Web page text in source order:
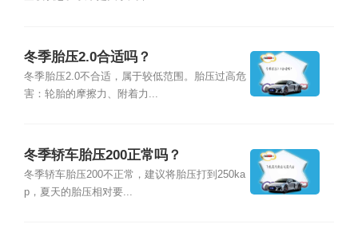
冬季胎压2.0合适吗？
冬季胎压2.0不合适，属于较低范围。胎压过高危
害：轮胎的摩擦力、附着力...
冬季轿车胎压200正常吗？
冬季轿车胎压200不正常，建议将胎压打到250ka
p，夏天的胎压相对要...